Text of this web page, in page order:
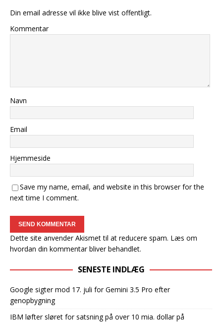
Din email adresse vil ikke blive vist offentligt.
Kommentar
Navn
Email
Hjemmeside
Save my name, email, and website in this browser for the
next time I comment.
Dette site anvender Akismet til at reducere spam. Læs om
hvordan din kommentar bliver behandlet.
SENESTE INDLÆG
Google sigter mod 17. juli for Gemini 3.5 Pro efter
genopbygning
IBM løfter sløret for satsning på over 10 mia. dollar på